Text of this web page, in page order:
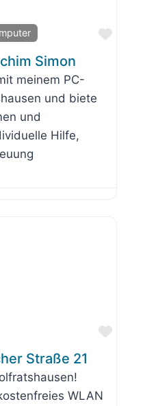
Favorit
Simon
meinem PC-
und biete
und
Hilfe,
Favorit
Straße 21
WLAN